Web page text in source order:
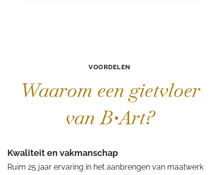
VOORDELEN
Waarom een gietvloer
van B•Art?
Kwaliteit en vakmanschap
Ruim 25 jaar ervaring in het aanbrengen van maatwerk